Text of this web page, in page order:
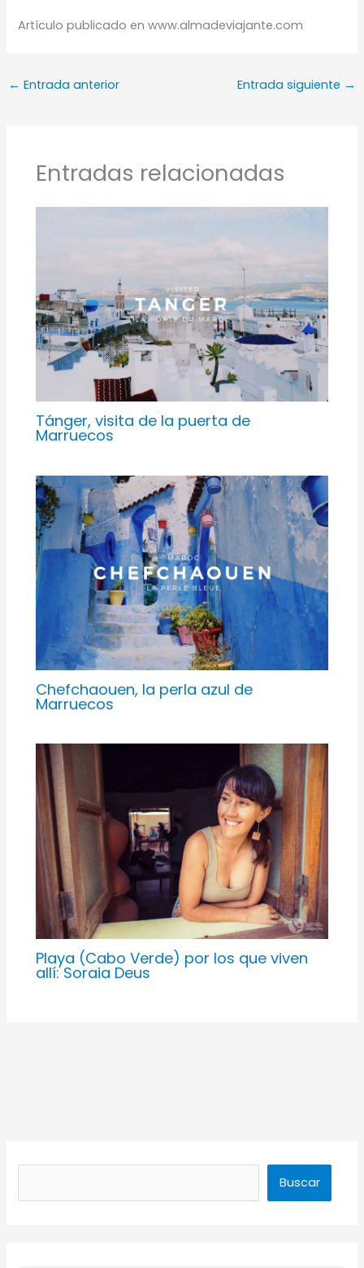
Artículo publicado en www.almadeviajante.com
← Entrada anterior Entrada siguiente →
Entradas relacionadas
Tánger, visita de la puerta de
Marruecos
Chefchaouen, la perla azul de
Marruecos
Playa (Cabo Verde) por los que viven
allí: Soraia Deus
Buscar